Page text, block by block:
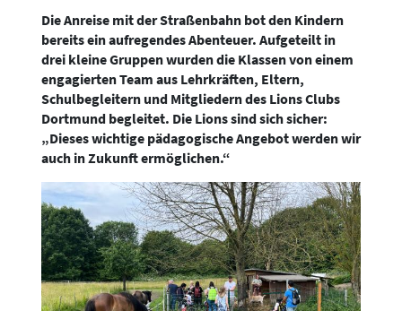
Die Anreise mit der Straßenbahn bot den Kindern
bereits ein aufregendes Abenteuer. Aufgeteilt in
drei kleine Gruppen wurden die Klassen von einem
engagierten Team aus Lehrkräften, Eltern,
Schulbegleitern und Mitgliedern des Lions Clubs
Dortmund begleitet. Die Lions sind sich sicher:
„Dieses wichtige pädagogische Angebot werden wir
auch in Zukunft ermöglichen.“